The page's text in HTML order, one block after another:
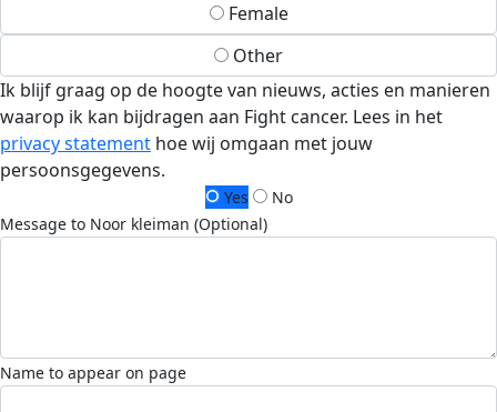
Female
Other
Ik blijf graag op de hoogte van nieuws, acties en manieren
waarop ik kan bijdragen aan Fight cancer. Lees in het
privacy statement hoe wij omgaan met jouw
persoonsgegevens.
Yes
No
Message to Noor kleiman (Optional)
Name to appear on page